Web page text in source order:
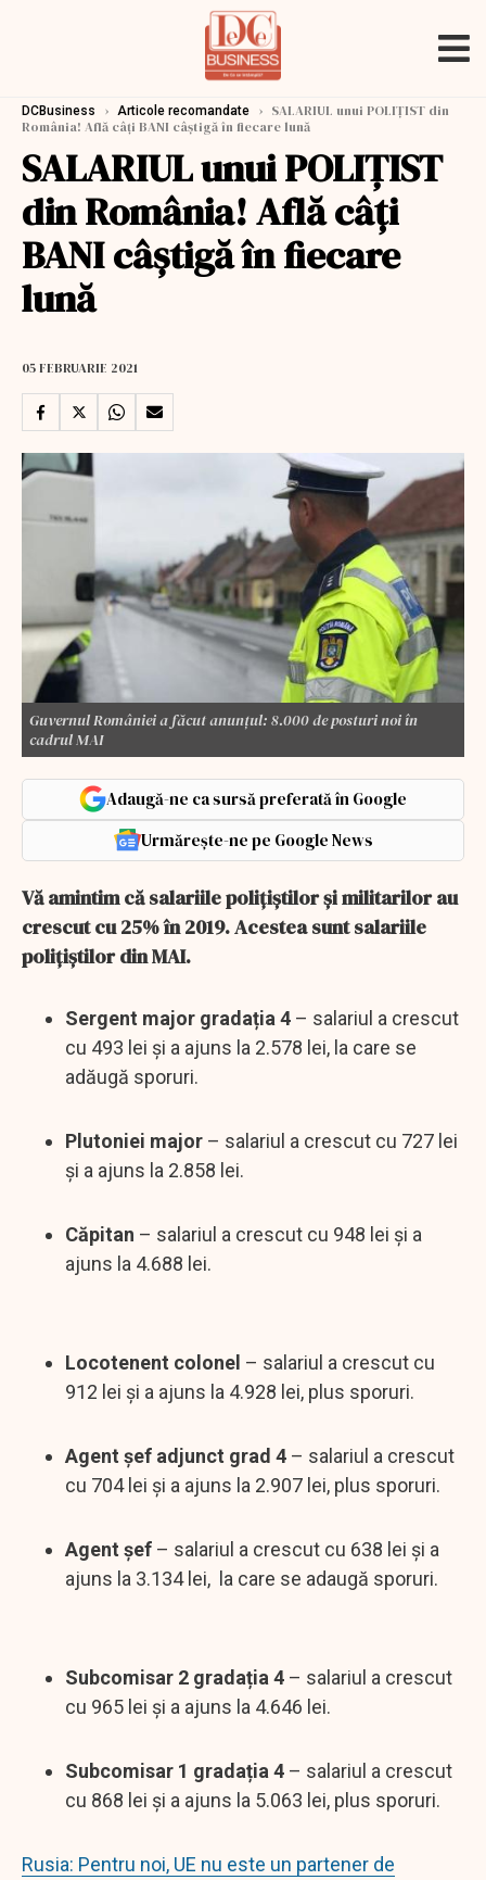
DCBusiness › Articole recomandate › SALARIUL unui POLIȚIST din
România! Află câți BANI câștigă în fiecare lună
SALARIUL unui POLIȚIST
din România! Află câți
BANI câștigă în fiecare
lună
05 FEBRUARIE 2021
Guvernul României a făcut anunțul: 8.000 de posturi noi în
cadrul MAI
Adaugă-ne ca sursă preferată în Google
Urmărește-ne pe Google News
Vă amintim că salariile polițiștilor și militarilor au
crescut cu 25% în 2019. Acestea sunt salariile
poliţiştilor din MAI.
Sergent major gradația 4 – salariul a crescut
cu 493 lei și a ajuns la 2.578 lei, la care se
adăugă sporuri.
Plutoniei major – salariul a crescut cu 727 lei
și a ajuns la 2.858 lei.
Căpitan – salariul a crescut cu 948 lei și a
ajuns la 4.688 lei.
Locotenent colonel – salariul a crescut cu
912 lei și a ajuns la 4.928 lei, plus sporuri.
Agent șef adjunct grad 4 – salariul a crescut
cu 704 lei și a ajuns la 2.907 lei, plus sporuri.
Agent șef – salariul a crescut cu 638 lei și a
ajuns la 3.134 lei, la care se adaugă sporuri.
Subcomisar 2 gradația 4 – salariul a crescut
cu 965 lei și a ajuns la 4.646 lei.
Subcomisar 1 gradația 4 – salariul a crescut
cu 868 lei și a ajuns la 5.063 lei, plus sporuri.
Rusia: Pentru noi, UE nu este un partener de